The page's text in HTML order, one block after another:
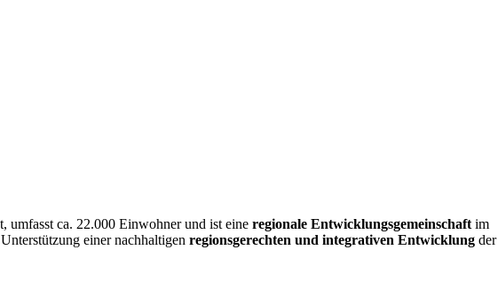
umfasst ca. 22.000 Einwohner und ist eineregionale Entwicklungsgemeinschaftim
einer nachhaltigenregionsgerechten und integrativen Entwicklungder